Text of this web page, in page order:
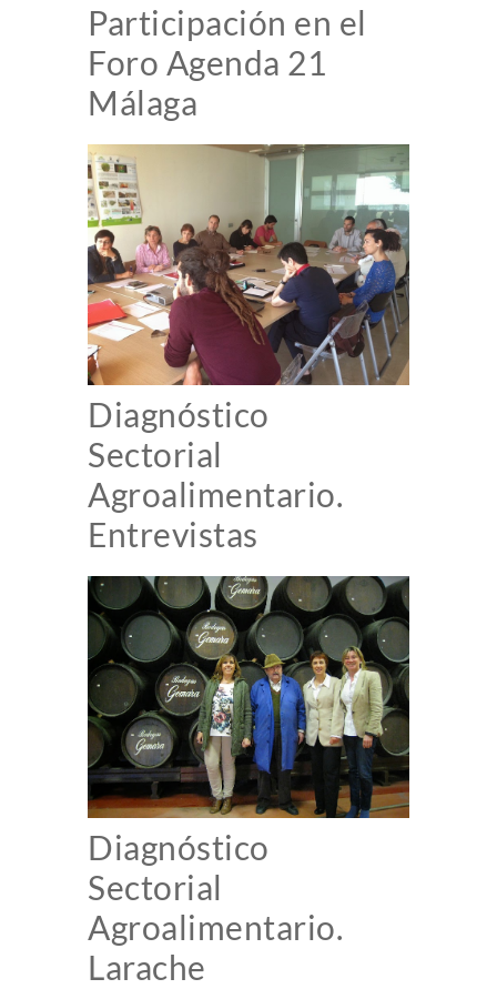
Participación en el
Foro Agenda 21
Málaga
Diagnóstico
Sectorial
Agroalimentario.
Entrevistas
Diagnóstico
Sectorial
Agroalimentario.
Larache